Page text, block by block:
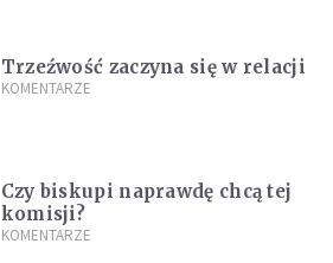
Trzeźwość zaczyna się w relacji
KOMENTARZE
Czy biskupi naprawdę chcą tej
komisji?
KOMENTARZE